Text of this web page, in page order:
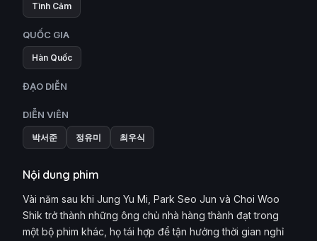
Tình Cảm
QUỐC GIA
Hàn Quốc
ĐẠO DIỄN
DIỄN VIÊN
박서준 정유미 최우식
Nội dung phim
Vài năm sau khi Jung Yu Mi, Park Seo Jun và Choi Woo
Shik trở thành những ông chủ nhà hàng thành đạt trong
một bộ phim khác, họ tái hợp để tận hưởng thời gian nghỉ